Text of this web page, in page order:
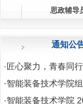
思政辅导
通知公
· 匠心聚力，青春同行——智能装备技术学院
·智能装备技术学院组织模具设计与制造专业学生赴
·智能装备技术学院 2024-2025 学年国